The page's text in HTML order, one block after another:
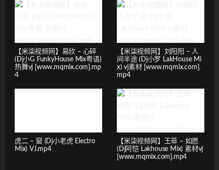
【米柒视频网】易欣 – 心碎
(Dj小G FunkyHouse Mix粤语)
热舞vj [www.mqmix.com].mp
4
【米柒视频网】刘阳阳 – 人
间半途 (Dj小罗 LakHouse Mi
x) vj素材 [www.mqmix.com].
mp4
虎二 – 窗 (Dj小老虎 Electro
Mix) VJ.mp4
【米柒视频网】王菲 – 如愿
(Dj阿恺 Lakhouse Mix) 素材vj
[www.mqmix.com].mp4